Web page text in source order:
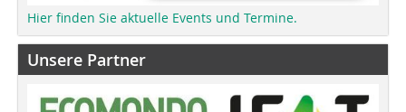
Hier finden Sie aktuelle Events und Termine.
Unsere Partner